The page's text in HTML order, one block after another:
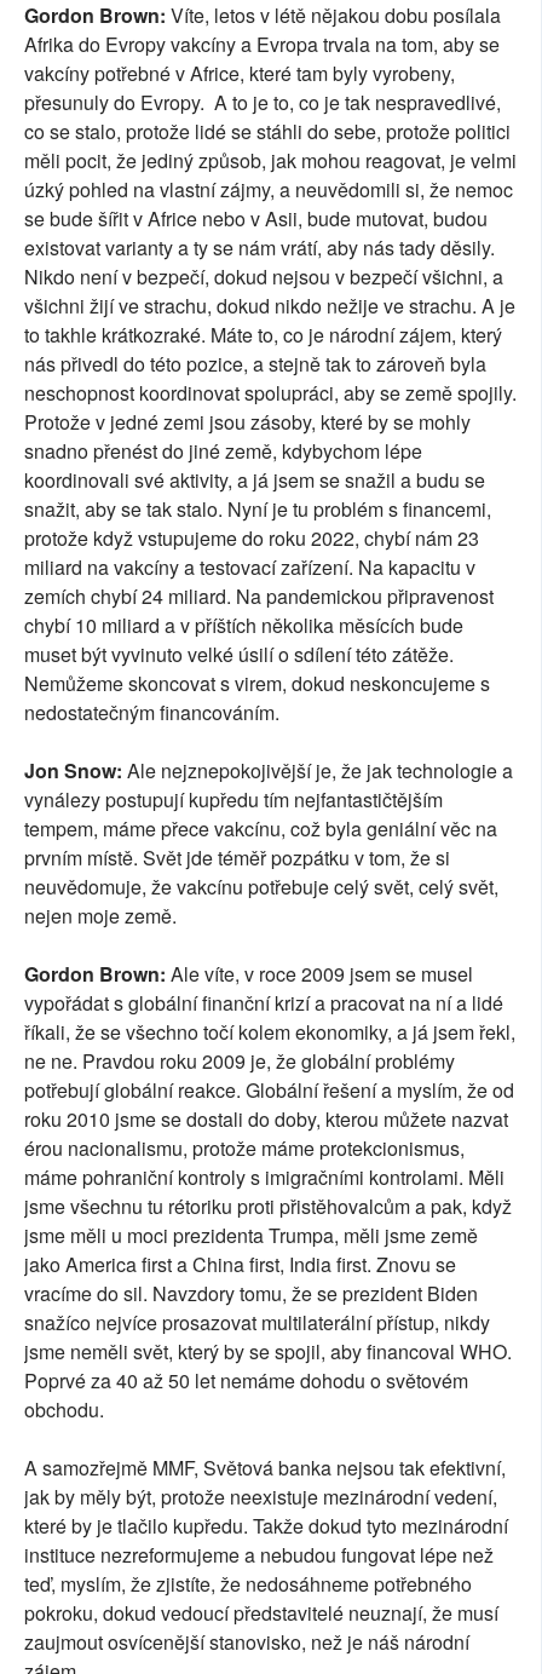
Gordon Brown: Víte, letos v létě nějakou dobu posílala
Afrika do Evropy vakcíny a Evropa trvala na tom, aby se
vakcíny potřebné v Africe, které tam byly vyrobeny,
přesunuly do Evropy. A to je to, co je tak nespravedlivé,
co se stalo, protože lidé se stáhli do sebe, protože politici
měli pocit, že jediný způsob, jak mohou reagovat, je velmi
úzký pohled na vlastní zájmy, a neuvědomili si, že nemoc
se bude šířit v Africe nebo v Asii, bude mutovat, budou
existovat varianty a ty se nám vrátí, aby nás tady děsily.
Nikdo není v bezpečí, dokud nejsou v bezpečí všichni, a
všichni žijí ve strachu, dokud nikdo nežije ve strachu. A je
to takhle krátkozraké. Máte to, co je národní zájem, který
nás přivedl do této pozice, a stejně tak to zároveň byla
neschopnost koordinovat spolupráci, aby se země spojily.
Protože v jedné zemi jsou zásoby, které by se mohly
snadno přenést do jiné země, kdybychom lépe
koordinovali své aktivity, a já jsem se snažil a budu se
snažit, aby se tak stalo. Nyní je tu problém s financemi,
protože když vstupujeme do roku 2022, chybí nám 23
miliard na vakcíny a testovací zařízení. Na kapacitu v
zemích chybí 24 miliard. Na pandemickou připravenost
chybí 10 miliard a v příštích několika měsících bude
muset být vyvinuto velké úsilí o sdílení této zátěže.
Nemůžeme skoncovat s virem, dokud neskoncujeme s
nedostatečným financováním.
Jon Snow: Ale nejznepokojivější je, že jak technologie a
vynálezy postupují kupředu tím nejfantastičtějším
tempem, máme přece vakcínu, což byla geniální věc na
prvním místě. Svět jde téměř pozpátku v tom, že si
neuvědomuje, že vakcínu potřebuje celý svět, celý svět,
nejen moje země.
Gordon Brown: Ale víte, v roce 2009 jsem se musel
vypořádat s globální finanční krizí a pracovat na ní a lidé
říkali, že se všechno točí kolem ekonomiky, a já jsem řekl,
ne ne. Pravdou roku 2009 je, že globální problémy
potřebují globální reakce. Globální řešení a myslím, že od
roku 2010 jsme se dostali do doby, kterou můžete nazvat
érou nacionalismu, protože máme protekcionismus,
máme pohraniční kontroly s imigračními kontrolami. Měli
jsme všechnu tu rétoriku proti přistěhovalcům a pak, když
jsme měli u moci prezidenta Trumpa, měli jsme země
jako America first a China first, India first. Znovu se
vracíme do sil. Navzdory tomu, že se prezident Biden
snažíco nejvíce prosazovat multilaterální přístup, nikdy
jsme neměli svět, který by se spojil, aby financoval WHO.
Poprvé za 40 až 50 let nemáme dohodu o světovém
obchodu.
A samozřejmě MMF, Světová banka nejsou tak efektivní,
jak by měly být, protože neexistuje mezinárodní vedení,
které by je tlačilo kupředu. Takže dokud tyto mezinárodní
instituce nezreformujeme a nebudou fungovat lépe než
teď, myslím, že zjistíte, že nedosáhneme potřebného
pokroku, dokud vedoucí představitelé neuznají, že musí
zaujmout osvícenější stanovisko, než je náš národní